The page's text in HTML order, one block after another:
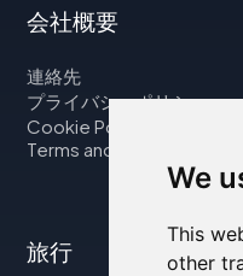
We
This
other
会社概要
連絡先
プライバシーポリシー
Cookie Policy
Terms and Conditions
旅行